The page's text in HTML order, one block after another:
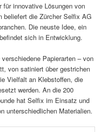
für innovative Lösungen von
beliefert die Zürcher Selfix AG
Die neuste Idee, ein
sich in Entwicklung.
Papierarten – von
von satiniert über gestrichen
Vielfalt an Klebstoffen, die
werden. An die 200
hat Selfix im Einsatz und
unterschiedlichen Materialien.